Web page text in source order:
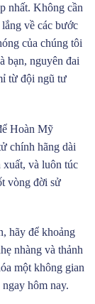
nhất. Không cần
về các bước
của chúng tôi
bạn, nguyên đai
từ đội ngũ tư
Hoàn Mỹ
chính hãng dài
xuất, và luôn túc
vòng đời sử
hãy để khoảng
nhàng và thảnh
một không gian
hôm nay.